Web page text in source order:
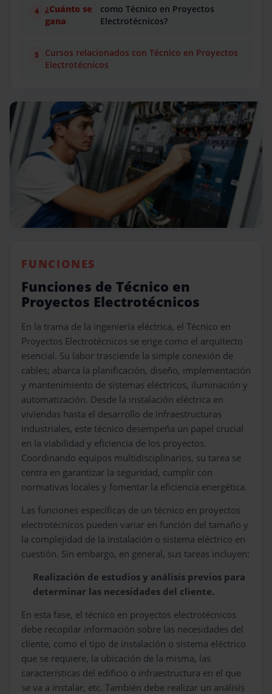
¿Cuánto se
gana
como Técnico en Proyectos
Electrotécnicos?
Cursos relacionados con Técnico en Proyectos
Electrotécnicos
FUNCIONES
Funciones de Técnico en
Proyectos Electrotécnicos
En la trama de la ingeniería eléctrica, el Técnico en
Proyectos Electrotécnicos se erige como el arquitecto
esencial. Su labor trasciende la simple conexión de
cables; abarca la planificación, diseño, implementación
y mantenimiento de sistemas eléctricos, iluminación y
automatización. Desde la instalación eléctrica en
viviendas hasta el desarrollo de infraestructuras
industriales, este técnico desempeña un papel crucial
en la viabilidad y eficiencia de los proyectos.
Coordinando equipos multidisciplinarios, su tarea se
centra en garantizar la seguridad, cumplir con
normativas locales y fomentar la eficiencia energética.
Las funciones específicas de un técnico en proyectos
electrotécnicos pueden variar en función del tamaño y
la complejidad de la instalación o sistema eléctrico en
cuestión. Sin embargo, en general, sus tareas incluyen:
Realización de estudios y análisis previos para
determinar las necesidades del cliente.
En esta fase, el técnico en proyectos electrotécnicos
debe recopilar información sobre las necesidades del
cliente, como el tipo de instalación o sistema eléctrico
que se requiere, la ubicación de la misma, las
características del edificio o infraestructura en el que
se va a instalar, etc. También debe realizar un análisis